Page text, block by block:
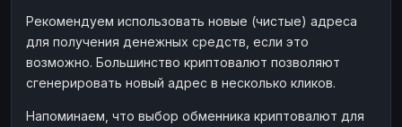
Рекомендуем использовать новые (чистые) адреса
для получения денежных средств, если это
возможно. Большинство криптовалют позволяют
сгенерировать новый адрес в несколько кликов.
Напоминаем, что выбор обменника криптовалют для